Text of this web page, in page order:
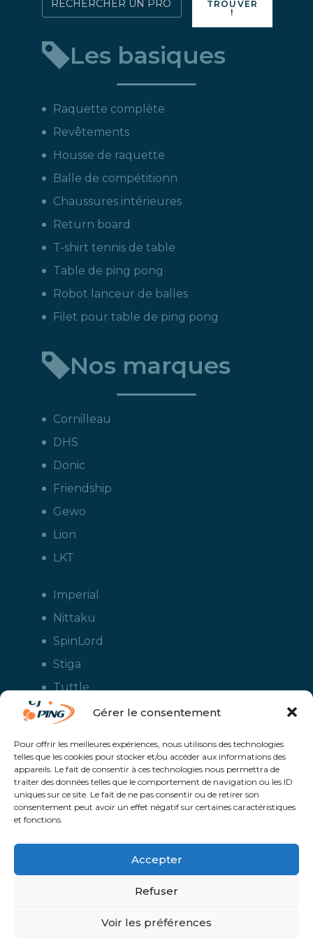
Gérer le consentement
Pour offrir les meilleures expériences, nous utilisons des technologies
telles que les cookies pour stocker et/ou accéder aux informations des
appareils. Le fait de consentir à ces technologies nous permettra de
traiter des données telles que le comportement de navigation ou les ID
uniques sur ce site. Le fait de ne pas consentir ou de retirer son
consentement peut avoir un effet négatif sur certaines caractéristiques
et fonctions.
Accepter
Refuser
Voir les préférences
directement
produit
:
TROUVER
!
Les basiques
Raquette complète
Revêtements
Housse de raquette
Balle de compétitionn
Chaussures intérieures
Return board
T-shirt tennis de table
Table de ping pong
Robot lanceur de balles
Filet pour table de ping pong
Nos marques
Cornilleau
DHS
Donic
Friendship
Gewo
Lion
LKT
Imperial
Nittaku
SpinLord
Stiga
Tuttle
Xiom
le tennis de table - Boutique en ligne ouverte aux clubs de ping pong,
aux écoles et aux pongistes amateurs - Raquettes de ping pong, sacs,
housses, chaussures, balles, tables de ping pong, colles, nettoyants,
Un service proposé parSolaris @Proximité - Création de site internet à
Avranches | Manche | Normandie |